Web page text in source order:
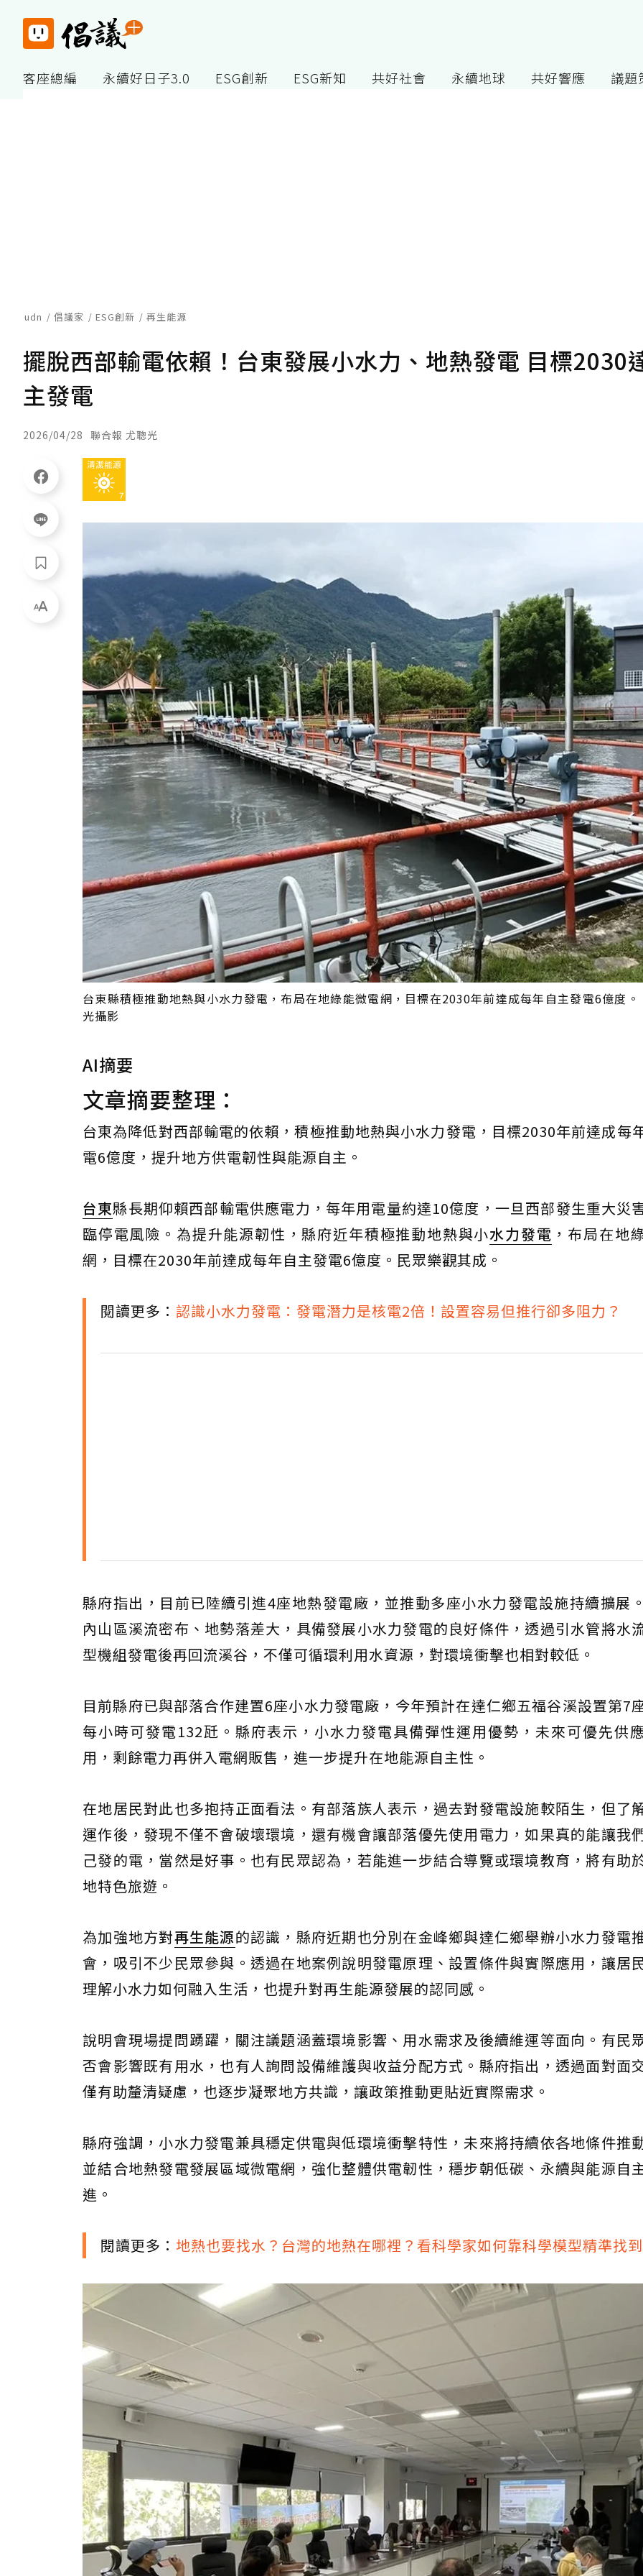
客座總編 永續好日子3.0 ESG創新 ESG新知 共好社會 永續地球 共好響應 議題
udn 倡議家 ESG創新 再生能源
擺脫西部輸電依賴！台東發展小水力、地熱發電 目標2030
主發電
2026/04/28 聯合報 尤聰光
台東縣積極推動地熱與小水力發電，布局在地綠能微電網，目標在2030年前達成每年自主發電6億度
光攝影
AI摘要
文章摘要整理：
台東為降低對西部輸電的依賴，積極推動地熱與小水力發電，目標2030年前達成每
電6億度，提升地方供電韌性與能源自主。
台東縣長期仰賴西部輸電供應電力，每年用電量約達10億度，一旦西部發生重大災
臨停電風險。為提升能源韌性，縣府近年積極推動地熱與小水力發電 ，布局在地
網，目標在2030年前達成每年自主發電6億度。民眾樂觀其成。
閱讀更多： 認識小水力發電：發電潛力是核電2倍！設置容易但推行卻多阻力？
縣府指出，目前已陸續引進4座地熱發電廠，並推動多座小水力發電設施持續擴展
內山區溪流密布、地勢落差大，具備發展小水力發電的良好條件，透過引水管將水
型機組發電後再回流溪谷，不僅可循環利用水資源，對環境衝擊也相對較低。
目前縣府已與部落合作建置6座小水力發電廠，今年預計在達仁鄉五福谷溪設置第7
每小時可發電132瓩。縣府表示，小水力發電具備彈性運用優勢，未來可優先供
用，剩餘電力再併入電網販售，進一步提升在地能源自主性。
在地居民對此也多抱持正面看法。有部落族人表示，過去對發電設施較陌生，但了
運作後，發現不僅不會破壞環境，還有機會讓部落優先使用電力，如果真的能讓我
己發的電，當然是好事。也有民眾認為，若能進一步結合導覽或環境教育，將有助
地特色旅遊。
為加強地方對再生能源的認識，縣府近期也分別在金峰鄉與達仁鄉舉辦小水力發電
會，吸引不少民眾參與。透過在地案例說明發電原理、設置條件與實際應用，讓居
理解小水力如何融入生活，也提升對再生能源發展的認同感。
說明會現場提問踴躍，關注議題涵蓋環境影響、用水需求及後續維運等面向。有民
否會影響既有用水，也有人詢問設備維護與收益分配方式。縣府指出，透過面對面
僅有助釐清疑慮，也逐步凝聚地方共識，讓政策推動更貼近實際需求。
縣府強調，小水力發電兼具穩定供電與低環境衝擊特性，未來將持續依各地條件推
並結合地熱發電發展區域微電網，強化整體供電韌性，穩步朝低碳、永續與能源自
進。
閱讀更多： 地熱也要找水？台灣的地熱在哪裡？看科學家如何靠科學模型精準找